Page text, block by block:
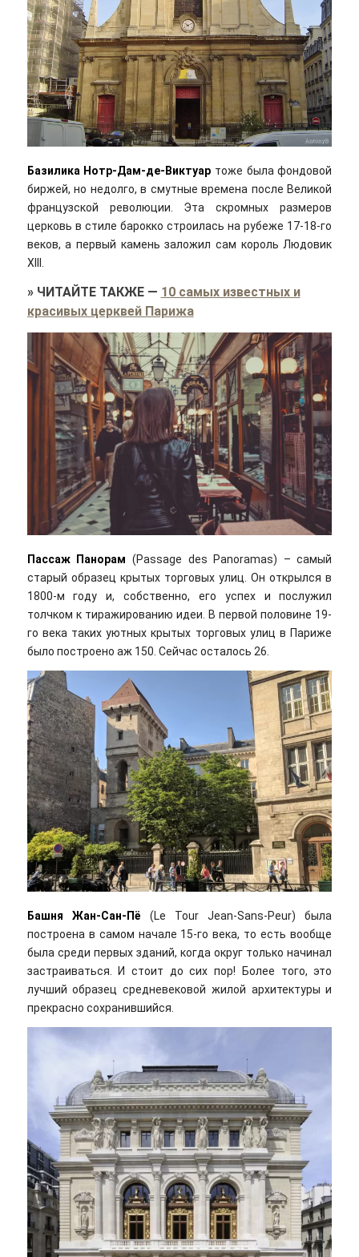
Базилика Нотр-Дам-де-Виктуар тоже была фондовой
биржей, но недолго, в смутные времена после Великой
французской революции. Эта скромных размеров
церковь в стиле барокко строилась на рубеже 17-18-го
веков, а первый камень заложил сам король Людовик
XIII.
» ЧИТАЙТЕ ТАКЖЕ— 10 самых известных и
красивых церквей Парижа
Пассаж Панорам (Passage des Panoramas) – самый
старый образец крытых торговых улиц. Он открылся в
1800-м году и, собственно, его успех и послужил
толчком к тиражированию идеи. В первой половине 19-
го века таких уютных крытых торговых улиц в Париже
было построено аж 150. Сейчас осталось 26.
Башня Жан-Сан-Пё (Le Tour Jean-Sans-Peur) была
построена в самом начале 15-го века, то есть вообще
была среди первых зданий, когда округ только начинал
застраиваться. И стоит до сих пор! Более того, это
лучший образец средневековой жилой архитектуры и
прекрасно сохранившийся.